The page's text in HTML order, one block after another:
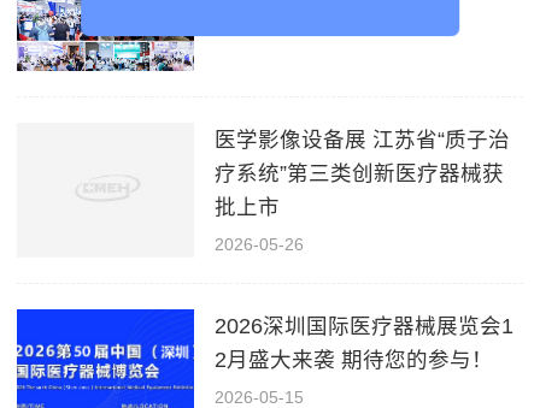
医学影像设备展 江苏省“质子治
疗系统”第三类创新医疗器械获
批上市
2026-05-26
2026深圳国际医疗器械展览会1
2月盛大来袭 期待您的参与！
2026-05-15